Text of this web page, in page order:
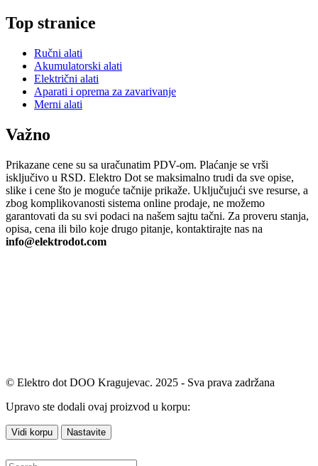
Top stranice
Ručni alati
Akumulatorski alati
Električni alati
Aparati i oprema za zavarivanje
Merni alati
Važno
Prikazane cene su sa uračunatim PDV-om. Plaćanje se vrši
isključivo u RSD. Elektro Dot se maksimalno trudi da sve opise,
slike i cene što je moguće tačnije prikaže. Uključujući sve resurse, a
zbog komplikovanosti sistema online prodaje, ne možemo
garantovati da su svi podaci na našem sajtu tačni. Za proveru stanja,
opisa, cena ili bilo koje drugo pitanje, kontaktirajte nas na
info@elektrodot.com
© Elektro dot DOO Kragujevac. 2025 - Sva prava zadržana
Upravo ste dodali ovaj proizvod u korpu:
Vidi korpu Nastavite